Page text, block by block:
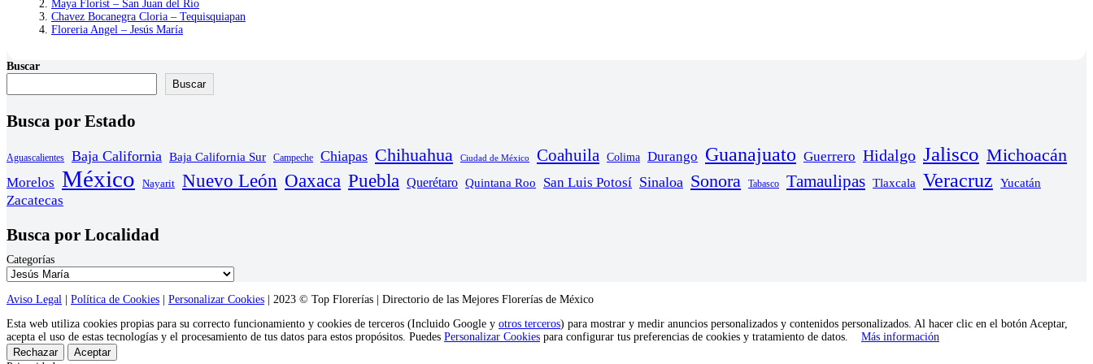
Maya Florist – San Juan del Río
Chavez Bocanegra Cloria – Tequisquiapan
Floreria Angel – Jesús María
Buscar
Buscar
Busca por Estado
Aguascalientes Baja California Baja California Sur Campeche Chiapas Chihuahua Ciudad de México Coahuila Colima Durango Guanajuato Guerrero Hidalgo Jalisco Michoacán
Morelos México Nayarit Nuevo León Oaxaca Puebla Querétaro Quintana Roo San Luis Potosí Sinaloa Sonora Tabasco Tamaulipas Tlaxcala Veracruz Yucatán
Zacatecas
Busca por Localidad
Categorías
Aviso Legal | Política de Cookies | Personalizar Cookies | 2023 © Top Florerías | Directorio de las Mejores Florerías de México
Esta web utiliza cookies propias para su correcto funcionamiento y cookies de terceros (Incluido Google y otros terceros) para mostrar y medir anuncios personalizados y contenidos personalizados. Al hacer clic en el botón Aceptar,
acepta el uso de estas tecnologías y el procesamiento de tus datos para estos propósitos. Puedes Personalizar Cookies para configurar tus preferencias de cookies y tratamiento de datos. Más información
Rechazar
Aceptar